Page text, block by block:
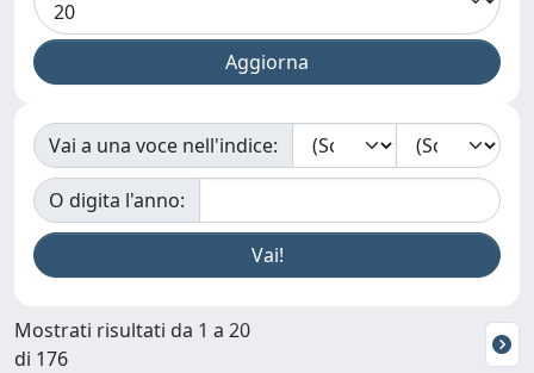
Vai a una voce nell'indice:
O digita l'anno:
Mostrati risultati da 1 a 20
di 176